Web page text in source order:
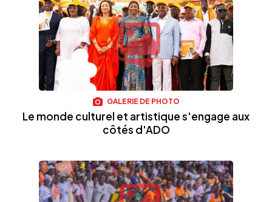
GALERIE DE PHOTO
Le monde culturel et artistique s'engage aux
côtés d'ADO